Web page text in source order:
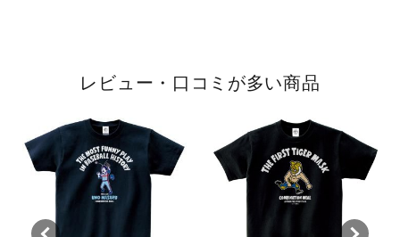
レビュー・口コミが多い商品